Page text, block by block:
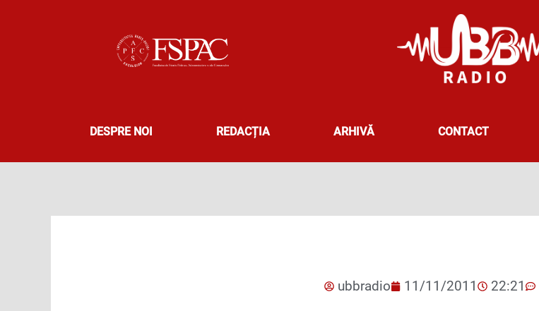
DESPRE NOI REDACȚIA ARHIVĂ CONTACT
ubbradio 11/11/2011 22:21